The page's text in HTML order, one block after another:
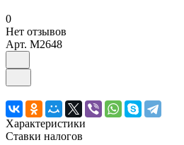
0
Нет отзывов
Арт. M2648
Характеристики
Ставки налогов